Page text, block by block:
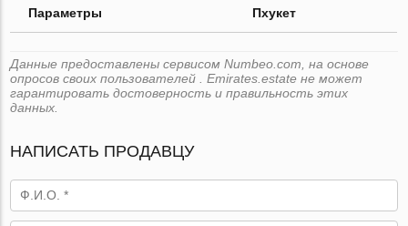
Параметры Пхукет
Данные предоставлены сервисом Numbeo.com, на основе
опросов своих пользователей . Emirates.estate не может
гарантировать достоверность и правильность этих
данных.
НАПИСАТЬ ПРОДАВЦУ